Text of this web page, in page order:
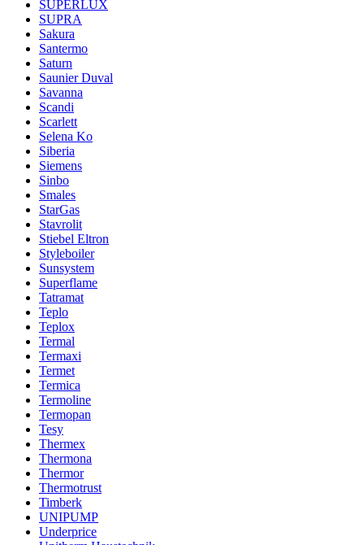
SUPERLUX
SUPRA
Sakura
Santermo
Saturn
Saunier Duval
Savanna
Scandi
Scarlett
Selena Ko
Siberia
Siemens
Sinbo
Smales
StarGas
Stavrolit
Stiebel Eltron
Styleboiler
Sunsystem
Superflame
Tatramat
Teplo
Teplox
Termal
Termaxi
Termet
Termica
Termoline
Termopan
Tesy
Thermex
Thermona
Thermor
Thermotrust
Timberk
UNIPUMP
Underprice